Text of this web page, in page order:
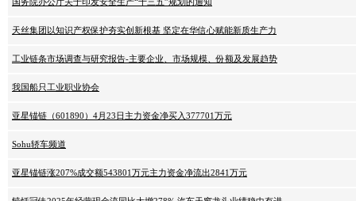
国务院办公厅关于印发安全生产“十三五”规划的通知
天丝集团以知识产权保护夯实创新根基 坚定在华信心赋能新质生产力
工业链条市场调查与研究报告-主要企业、市场规模、份额及发展趋势
我国船只工业职业协会
亚星锚链（601890）4月23日主力资金净买入377701万元
Sohu轿车频道
亚星锚链涨207%成交额543801万元主力资金净流出2841万元